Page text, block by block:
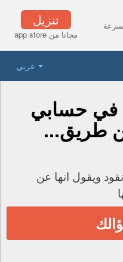
تنزيل
مجانا من app store
عربي
في حسابي
طريق...
ويقول انها عن